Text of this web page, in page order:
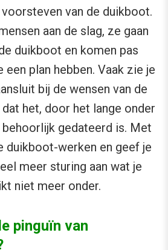
van de duikboot.
aan de slag, ze gaan
duikboot en komen pas
plan hebben. Vaak zie je
bij de wensen van de
het, door het lange onder
gedateerd is. Met
duikboot-werken en geef je
meer sturing aan wat je
niet meer onder.
pinguïn van